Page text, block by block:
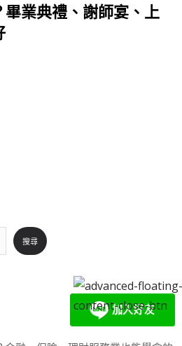
業典禮、謝師宴、上
搜尋